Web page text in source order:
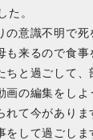
た。
の意識不明で死
も来るので食事
ちと過ごして、
画の編集をしよ
れて今がありま
をして過ごしま